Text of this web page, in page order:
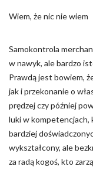
Wiem, że nic nie wiem
Samokontrola
w nawyk, ale bardzo
Prawdą jest bowiem,
jak i przekonanie o
prędzej czy później
luki w kompetencjach,
bardziej
wykształcony, ale
za radą kogoś, kto